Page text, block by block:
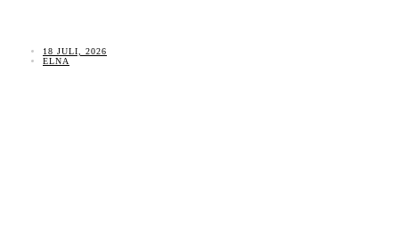
18 JULI, 2026
ELNA